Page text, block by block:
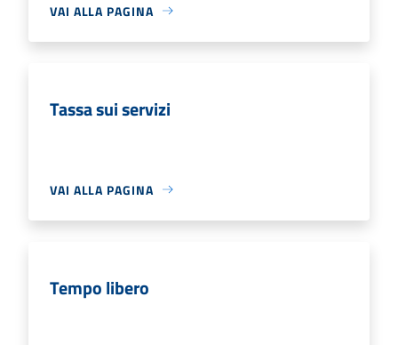
VAI ALLA PAGINA
Tassa sui servizi
VAI ALLA PAGINA
Tempo libero